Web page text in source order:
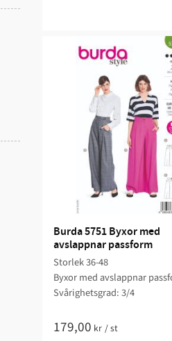
Burda 5751 Byxor med
avslappnar passform
Storlek 36-48
Byxor med avslappnar
Svårighetsgrad: 3/4
179,00 kr /st